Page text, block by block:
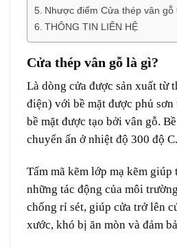
Nhược điểm Cửa thép vân gỗ
THÔNG TIN LIÊN HỆ
Cửa thép vân gỗ là gì?
Là dòng cửa được sản xuất từ
điện) với bề mặt được phủ
bề mặt được tạo bởi vân gỗ.
chuyển ấn ở nhiệt độ 300 độ C.
Tấm mã kẽm lớp mạ kẽm
những tác động của môi
chống rỉ sét, giúp cửa trở lên
xước, khó bị ăn mòn và đảm